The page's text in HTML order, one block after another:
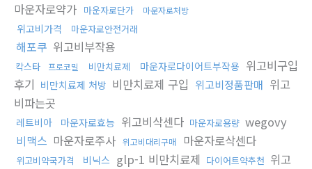
마운자로약가 마운자로단가 마운자로처방
위고비가격 마운자로안전거래
해포쿠 위고비부작용
칵스타 프로코밀 비만치료제 마운자로다이어트부작용 위고비구입
후기 비만치료제 처방 비만치료제 구입 위고비정품판매 위고
비파는곳
레트비아 마운자로효능 위고비삭센다 마운자로용량 wegovy
비맥스 마운자로주사 위고비대리구매 마운자로삭센다
위고비약국가격 비닉스 glp-1 비만치료제 다이어트약추천 위고